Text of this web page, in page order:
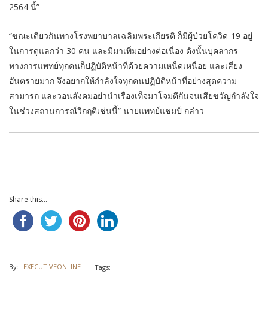
2564 นี้”
“ขณะเดียวกันทางโรงพยาบาลเฉลิมพระเกียรติ ก็มีผู้ป่วยโควิด-19 อยู่
ในการดูแลกว่า 30 คน และมีมาเพิ่มอย่างต่อเนื่อง ดังนั้นบุคลากร
ทางการแพทย์ทุกคนก็ปฏิบัติหน้าที่ด้วยความเหน็ดเหนื่อย และเสี่ยง
อันตรายมาก จึงอยากให้กำลังใจทุกคนปฏิบัติหน้าที่อย่างสุดความ
สามารถ และวอนสังคมอย่านำเรื่องเท็จมาโจมตีกันจนเสียขวัญกำลังใจ
ในช่วงสถานการณ์วิกฤติเช่นนี้” นายแพทย์แชมป์ กล่าว
Share this...
By: EXECUTIVEONLINE Tags: